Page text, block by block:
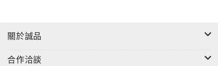
關於誠品
合作洽談